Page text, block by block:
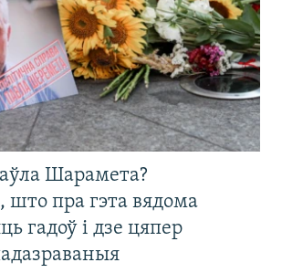
Шарамета?
што пра гэта вядома
гадоў і дзе цяпер